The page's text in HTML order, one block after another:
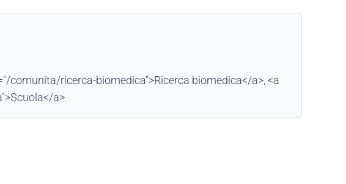
comunita/ricerca-biomedica">Ricerca biomedica</a>, <a
a>